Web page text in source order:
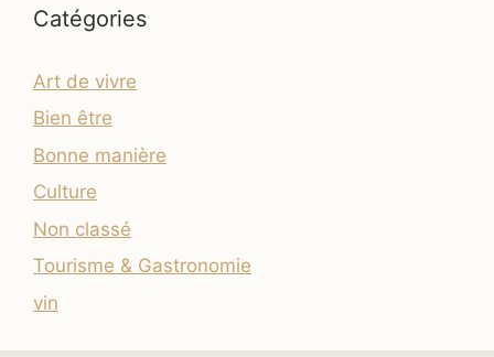
Catégories
Art de vivre
Bien être
Bonne manière
Culture
Non classé
Tourisme & Gastronomie
vin